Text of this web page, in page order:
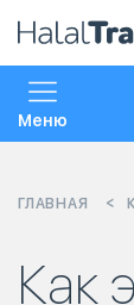
Меню
ГЛАВНАЯ
Как